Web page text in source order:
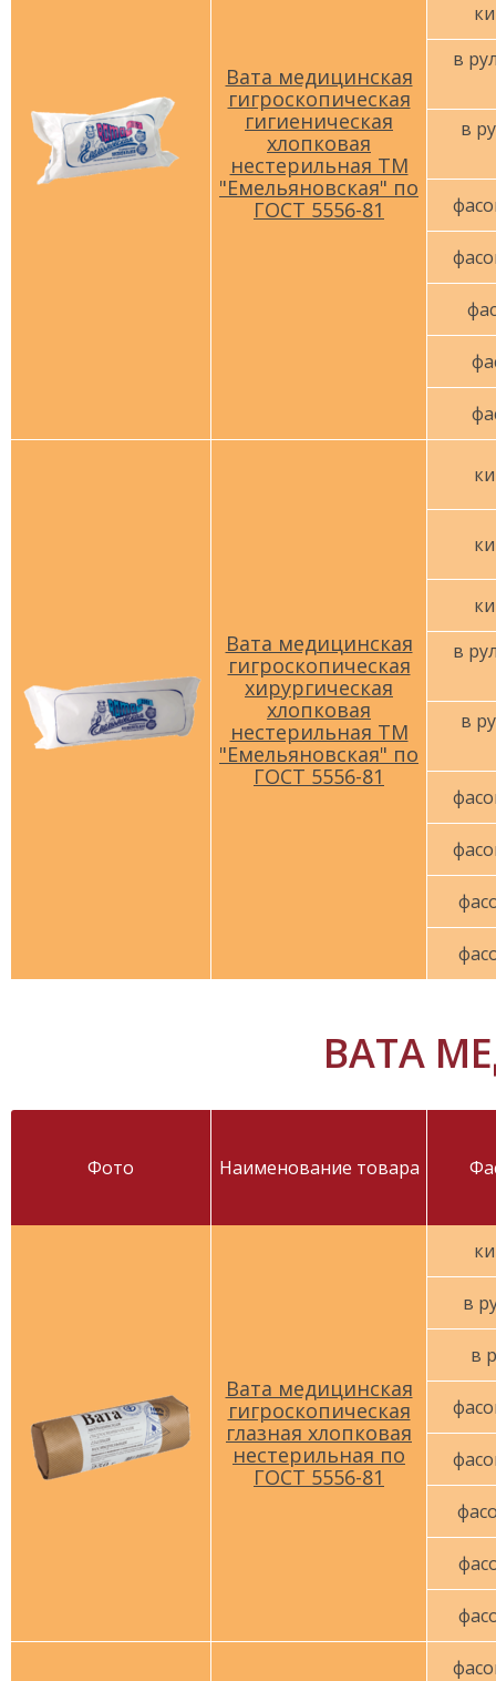
Вата медицинская
гигроскопическая
гигиеническая
хлопковая
нестерильная ТМ
"Емельяновская" по
ГОСТ 5556-81
в
в
Вата медицинская
гигроскопическая
хирургическая
хлопковая
нестерильная ТМ
"Емельяновская" по
ГОСТ 5556-81
в
в
ВАТА
Фото Наименование товара
Вата медицинская
гигроскопическая
глазная хлопковая
нестерильная по
ГОСТ 5556-81
в
в